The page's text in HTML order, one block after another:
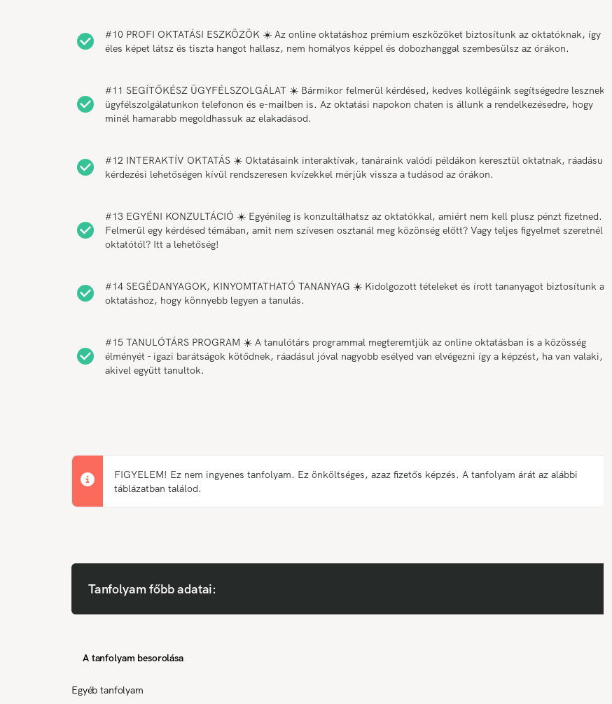
#10 PROFI OKTATÁSI ESZKÖZÖK ☀️ Az online oktatáshoz prémium eszközöket biztosítunk az oktatóknak, így
éles képet látsz és tiszta hangot hallasz, nem homályos képpel és dobozhanggal szembesülsz az órákon.
#11 SEGÍTŐKÉSZ ÜGYFÉLSZOLGÁLAT ☀️ Bármikor felmerül kérdésed, kedves kollégáink segítségedre lesznek az
ügyfélszolgálatunkon telefonon és e-mailben is. Az oktatási napokon chaten is állunk a rendelkezésedre, hogy
minél hamarabb megoldhassuk az elakadásod.
#12 INTERAKTÍV OKTATÁS ☀️ Oktatásaink interaktívak, tanáraink valódi példákon keresztül oktatnak, ráadásul a
kérdezési lehetőségen kívül rendszeresen kvízekkel mérjük vissza a tudásod az órákon.
#13 EGYÉNI KONZULTÁCIÓ ☀️ Egyénileg is konzultálhatsz az oktatókkal, amiért nem kell plusz pénzt fizetned.
Felmerül egy kérdésed témában, amit nem szívesen osztanál meg közönség előtt? Vagy teljes figyelmet szeretnél az
oktatótól? Itt a lehetőség!
#14 SEGÉDANYAGOK, KINYOMTATHATÓ TANANYAG ☀️ Kidolgozott tételeket és írott tananyagot biztosítunk az
oktatáshoz, hogy könnyebb legyen a tanulás.
#15 TANULÓTÁRS PROGRAM ☀️ A tanulótárs programmal megteremtjük az online oktatásban is a közösség
élményét - igazi barátságok kötődnek, ráadásul jóval nagyobb esélyed van elvégezni így a képzést, ha van valaki,
akivel együtt tanultok.
FIGYELEM! Ez nem ingyenes tanfolyam. Ez önköltséges, azaz fizetős képzés. A tanfolyam árát az alábbi
táblázatban találod.
Tanfolyam főbb adatai:
A tanfolyam besorolása
Egyéb tanfolyam